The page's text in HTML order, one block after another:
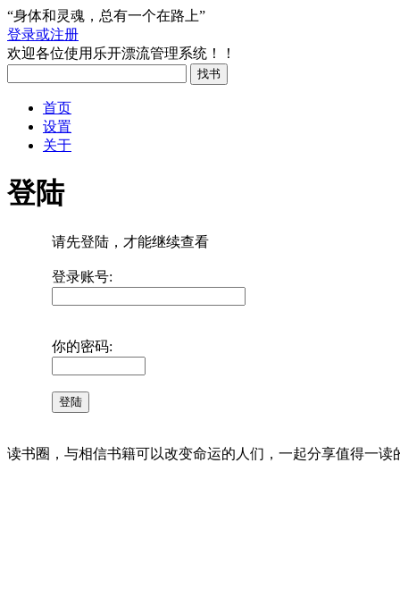
“身体和灵魂，总有一个在路上”
登录或注册
欢迎各位使用乐开漂流管理系统！！
首页
设置
关于
登陆
请先登陆，才能继续查看
登录账号:
你的密码:
读书圈，与相信书籍可以改变命运的人们，一起分享值得一读